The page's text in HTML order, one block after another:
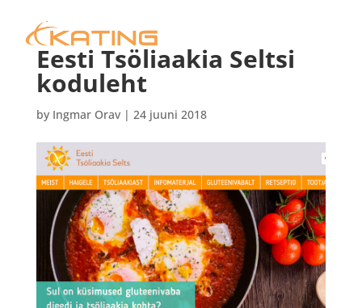
Eesti Tsöliaakia Seltsi
koduleht
by Ingmar Orav| 24 juuni 2018